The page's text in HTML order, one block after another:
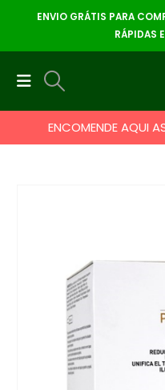
ENVIO GRÁTIS PARA
RÁPIDAS
ENCOMENDE AQUI